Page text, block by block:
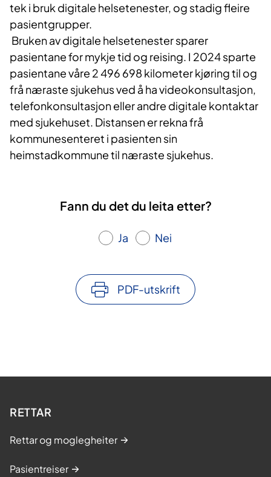
tek i bruk digitale helsetenester, og stadig fleire
pasientgrupper.
Bruken av digitale helsetenester sparer
pasientane for mykje tid og reising. I 2024 sparte
pasientane våre 2 496 698 kilometer kjøring til og
frå næraste sjukehus ved å ha videokonsultasjon,
telefonkonsultasjon eller andre digitale kontaktar
med sjukehuset. Distansen er rekna frå
kommunesenteret i pasienten sin
heimstadkommune til næraste sjukehus.
Fann du det du leita etter?
Ja Nei
PDF-utskrift
RETTAR
Rettar og moglegheiter
Pasientreiser